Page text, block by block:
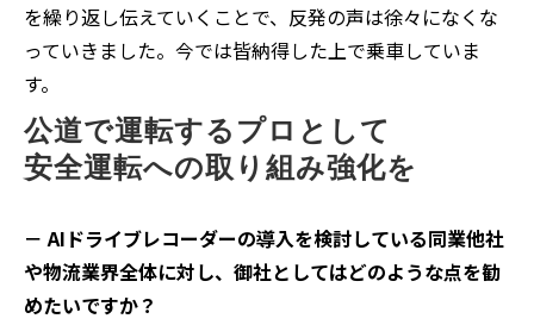
を繰り返し伝えていくことで、反発の声は徐々になくな
っていきました。今では皆納得した上で乗車していま
す。
公道で運転するプロとして
安全運転への取り組み強化を
－ AIドライブレコーダーの導入を検討している同業他社
や物流業界全体に対し、御社としてはどのような点を勧
めたいですか？